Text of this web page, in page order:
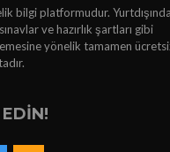
bilgi platformudur.
ve hazırlık şartları gibi
yönelik tamamen